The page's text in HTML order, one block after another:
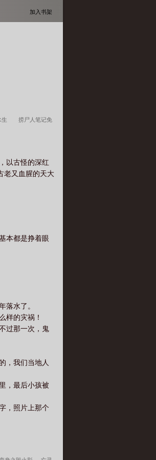
加入书架
生 捞尸人笔记免
以古怪的深红
老又血腥的天大
本都是挣着眼
落水了。
样的灾祸！
过那一次，鬼
，我们当地人
，最后小孩被
，照片上那个